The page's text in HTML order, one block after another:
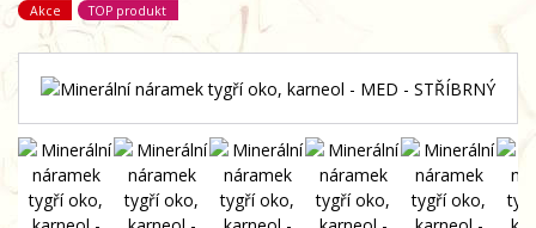
Akce TOP produkt